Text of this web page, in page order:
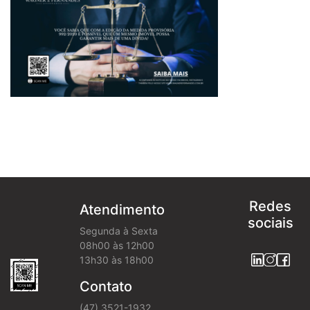
Atendimento
Segunda à Sexta
08h00 às 12h00
13h30 às 18h00
Contato
(47) 3521-1932
Redes
sociais